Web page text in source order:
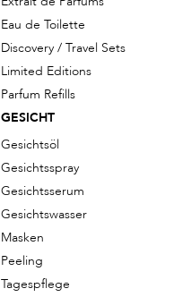
Eau de Toilette
Discovery / Travel Sets
Limited Editions
Parfum Refills
GESICHT
Gesichtsöl
Gesichtsspray
Gesichtsserum
Gesichtswasser
Masken
Peeling
Tagespflege